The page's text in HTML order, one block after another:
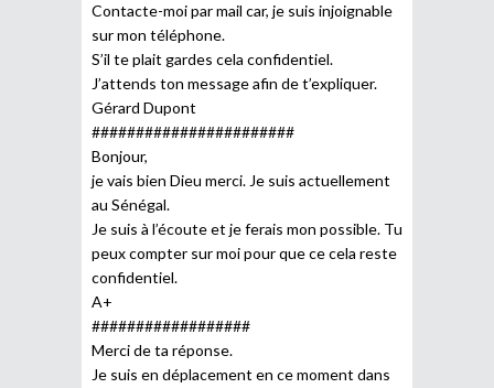
Contacte-moi par mail car, je suis injoignable
sur mon téléphone.
S’il te plait gardes cela confidentiel.
J’attends ton message afin de t’expliquer.
Gérard Dupont
#######################
Bonjour,
je vais bien Dieu merci. Je suis actuellement
au Sénégal.
Je suis à l’écoute et je ferais mon possible. Tu
peux compter sur moi pour que ce cela reste
confidentiel.
A+
##################
Merci de ta réponse.
Je suis en déplacement en ce moment dans